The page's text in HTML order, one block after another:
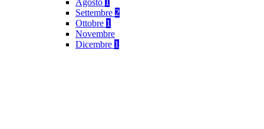
Agosto 1
Settembre 2
Ottobre 1
Novembre
Dicembre 1